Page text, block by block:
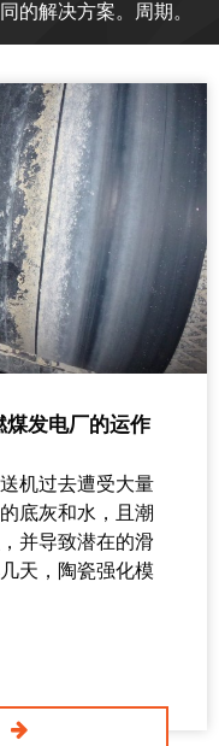
的解决方案。周期。
煤发电厂的运作
机过去遭受大量
底灰和水，且潮
并导致潜在的滑
天，陶瓷强化模